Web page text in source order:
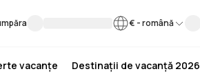
€ -română
vacanțe Destinații de vacanță 2026